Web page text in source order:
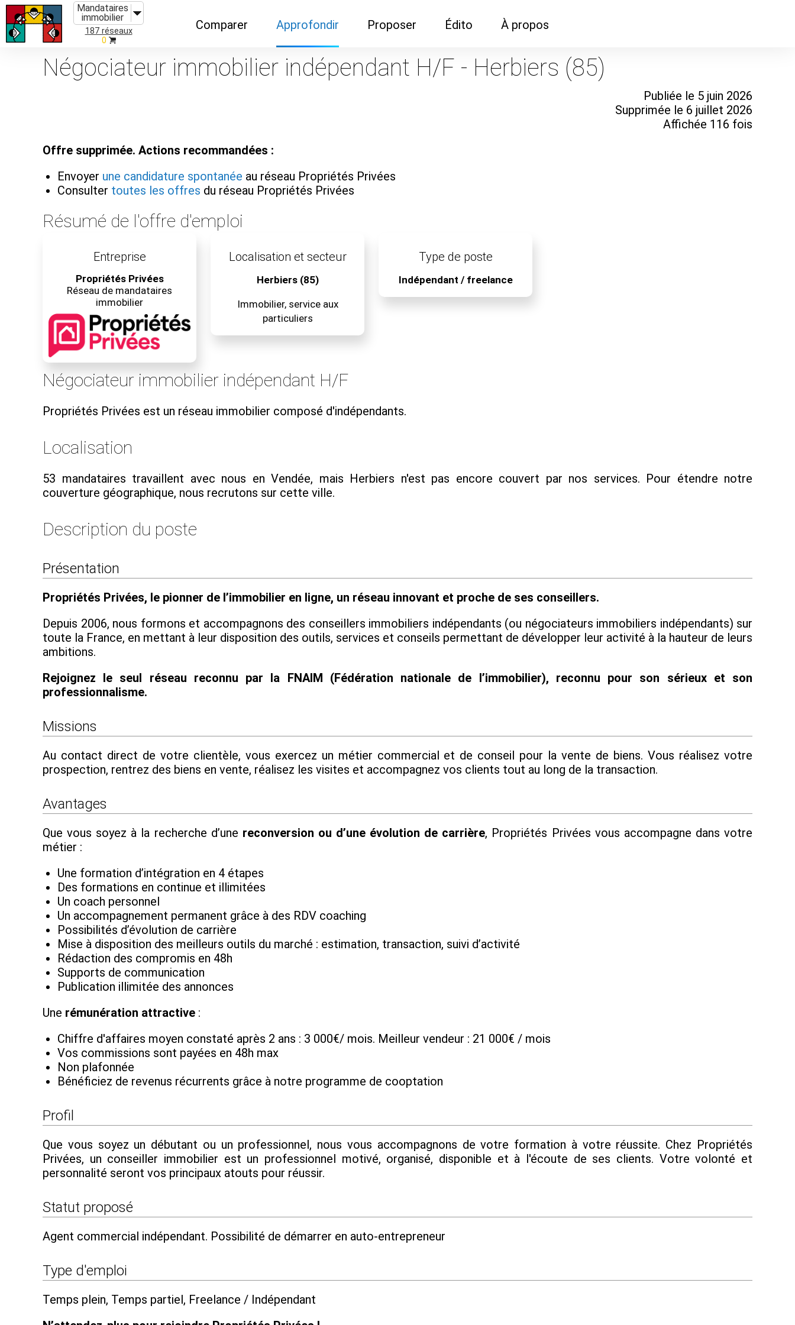
Mandataires
immobilier
187 réseaux
0
Comparer
Caractéristiques
Organismes de formation
Approfondir
Demandes de
documentation
Proposer
Recommander son réseau
Édito
Newsletter
À propos
Nous contacter
Qui sommes-nous ?
Négociateur immobilier indépendant H/F - Herbiers (85)
Publiée le 5 juin 2026
Supprimée le 6 juillet 2026
Affichée 116 fois
Offre supprimée. Actions recommandées :
Envoyer une candidature spontanée au réseau Propriétés Privées
Consulter toutes les offres du réseau Propriétés Privées
Résumé de l'offre d'emploi
Entreprise
Propriétés Privées
Réseau de mandataires
immobilier
Localisation et secteur
Herbiers (85)
Immobilier, service aux
particuliers
Type de poste
Indépendant / freelance
Négociateur immobilier indépendant H/F
Propriétés Privées est un réseau immobilier composé d'indépendants.
Localisation
53 mandataires travaillent avec nous en Vendée, mais Herbiers n'est pas encore couvert par nos services. Pour étendre notre
couverture géographique, nous recrutons sur cette ville.
Description du poste
Présentation
Propriétés Privées, le pionner de l’immobilier en ligne, un réseau innovant et proche de ses conseillers.
Depuis 2006, nous formons et accompagnons des conseillers immobiliers indépendants (ou négociateurs immobiliers indépendants) sur
toute la France, en mettant à leur disposition des outils, services et conseils permettant de développer leur activité à la hauteur de leurs
ambitions.
Rejoignez le seul réseau reconnu par la FNAIM (Fédération nationale de l’immobilier), reconnu pour son sérieux et son
professionnalisme.
Missions
Au contact direct de votre clientèle, vous exercez un métier commercial et de conseil pour la vente de biens. Vous réalisez votre
prospection, rentrez des biens en vente, réalisez les visites et accompagnez vos clients tout au long de la transaction.
Avantages
Que vous soyez à la recherche d’une reconversion ou d’une évolution de carrière, Propriétés Privées vous accompagne dans votre
métier :
Une formation d’intégration en 4 étapes
Des formations en continue et illimitées
Un coach personnel
Un accompagnement permanent grâce à des RDV coaching
Possibilités d’évolution de carrière
Mise à disposition des meilleurs outils du marché : estimation, transaction, suivi d’activité
Rédaction des compromis en 48h
Supports de communication
Publication illimitée des annonces
Une rémunération attractive :
Chiffre d'affaires moyen constaté après 2 ans : 3 000€/ mois. Meilleur vendeur : 21 000€ / mois
Vos commissions sont payées en 48h max
Non plafonnée
Bénéficiez de revenus récurrents grâce à notre programme de cooptation
Profil
Que vous soyez un débutant ou un professionnel, nous vous accompagnons de votre formation à votre réussite. Chez Propriétés
Privées, un conseiller immobilier est un professionnel motivé, organisé, disponible et à l'écoute de ses clients. Votre volonté et
personnalité seront vos principaux atouts pour réussir.
Statut proposé
Agent commercial indépendant. Possibilité de démarrer en auto-entrepreneur
Type d'emploi
Temps plein, Temps partiel, Freelance / Indépendant